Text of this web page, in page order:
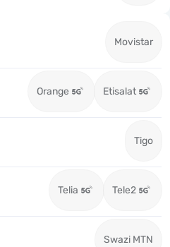
Movistar
Orange Etisalat
Tigo
Telia Tele2
Swazi MTN